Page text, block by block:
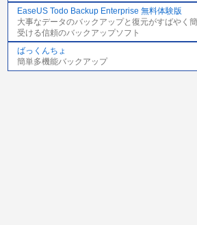
EaseUS Todo Backup Enterprise 無料体験版
大事なデータのバックアップと復元がすばやく
受ける信頼のバックアップソフト
ばっくんちょ
簡単多機能バックアップ